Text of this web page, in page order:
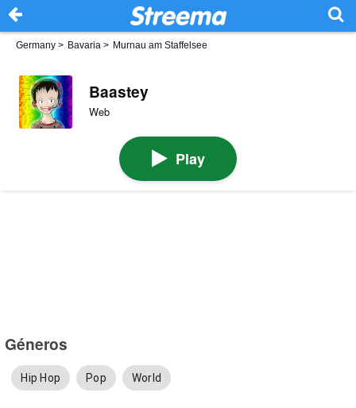
Germany > Bavaria > Murnau am Staffelsee
Baastey
Web
Play
Géneros
Hip Hop Pop World